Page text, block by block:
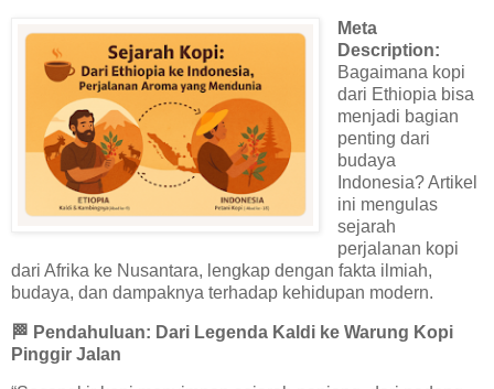
Meta
Description:
Bagaimana kopi
dari Ethiopia bisa
menjadi bagian
penting dari
budaya
Indonesia? Artikel
ini mengulas
sejarah
perjalanan kopi
dari Afrika ke Nusantara, lengkap dengan fakta ilmiah,
budaya, dan dampaknya terhadap kehidupan modern.
🏁 Pendahuluan: Dari Legenda Kaldi ke Warung Kopi
Pinggir Jalan